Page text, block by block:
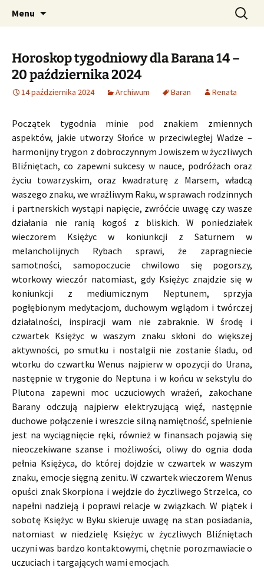
CzaroMarowy horoskop
dzienny, miesięczny i
tygodniowy
Profesjonalne przepowiednie astrologiczne
Menu Szukaj:
Horoskop tygodniowy dla Barana 14 –
20 października 2024
14 października 2024 Archiwum Baran Renata
Początek tygodnia minie pod znakiem zmiennych
aspektów, jakie utworzy Słońce w przeciwległej Wadze –
harmonijny trygon z dobroczynnym Jowiszem w życzliwych
Bliźniętach, co zapewni sukcesy w nauce, podróżach oraz
życiu towarzyskim, oraz kwadraturę z Marsem, władcą
waszego znaku, we wrażliwym Raku, w sprawach rodzinnych
i partnerskich wystąpi napięcie, zwróćcie uwagę czy wasze
działania nie ranią kogoś z bliskich. W poniedziałek
wieczorem Księżyc w koniunkcji z Saturnem w
melancholijnych Rybach sprawi, że zapragniecie
samotności, samopoczucie chwilowo się pogorszy,
wtorkowy wieczór natomiast, gdy Księżyc znajdzie się w
koniunkcji z mediumicznym Neptunem, sprzyja
pogłębionym medytacjom, duchowym wglądom i twórczej
działalności, inspiracji wam nie zabraknie. W środę i
czwartek Księżyc w waszym znaku skłoni do większej
aktywności, po smutku i nostalgii nie zostanie śladu, od
wtorku do czwartku Wenus najpierw w opozycji do Urana,
następnie w trygonie do Neptuna i w końcu w sekstylu do
Plutona zapewni moc uczuciowych wrażeń, zakochane
Barany odczują najpierw elektryzującą więź, następnie
duchowe połączenie i wreszcie silną namiętność, spełnienie
jest na wyciągnięcie ręki, również w finansach pojawią się
nieoczekiwane szanse i możliwości, oliwy do ognia doda
pełnia Księżyca, do której dojdzie w czwartek w waszym
znaku, emocje sięgną zenitu. W czwartek wieczorem Wenus
opuści znak Skorpiona i wejdzie do życzliwego Strzelca, co
napełni nadzieją i poprawi relacje w związkach. W piątek i
sobotę Księżyc w Byku skieruje uwagę na stan posiadania,
natomiast w niedzielę Księżyc w życzliwych Bliźniętach
uczyni was bardzo kontaktowymi, chętnie porozmawiacie o
uczuciach i targających wami emocjach.